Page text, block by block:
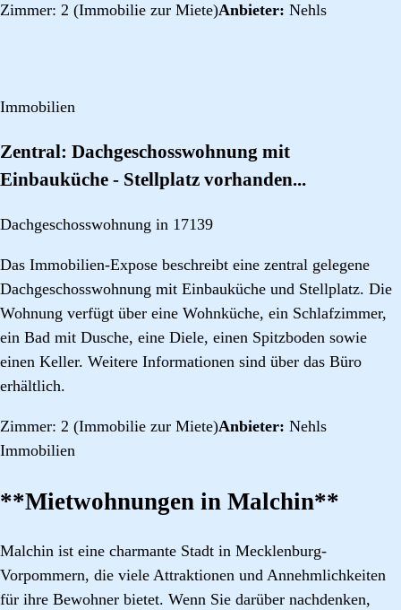
Zimmer: 2 (Immobilie zur Miete)Anbieter: Nehls
Immobilien
Zentral: Dachgeschosswohnung mit
Einbauküche - Stellplatz vorhanden...
Dachgeschosswohnung in 17139
Das Immobilien-Expose beschreibt eine zentral gelegene
Dachgeschosswohnung mit Einbauküche und Stellplatz. Die
Wohnung verfügt über eine Wohnküche, ein Schlafzimmer,
ein Bad mit Dusche, eine Diele, einen Spitzboden sowie
einen Keller. Weitere Informationen sind über das Büro
erhältlich.
Zimmer: 2 (Immobilie zur Miete)Anbieter: Nehls
Immobilien
**Mietwohnungen in Malchin**
Malchin ist eine charmante Stadt in Mecklenburg-
Vorpommern, die viele Attraktionen und Annehmlichkeiten
für ihre Bewohner bietet. Wenn Sie darüber nachdenken,